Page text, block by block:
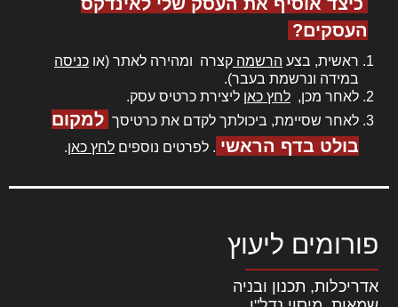
העסקים?
ראשית, בצע הרשמה קצרה ומהירה לאתר (או כניסה
במידה ונרשמת בעבר).
לאחר מכן, לחץ כאן ליצירת כרטיס עסק.
לאחר שסיימת, ביכולתך לקדם את כרטיסך למקום
בולט בדף הראשי . לפרטים נוספים לחץ כאן.
פורומים ליעוץ
אדריכלות, תכנון ובניה